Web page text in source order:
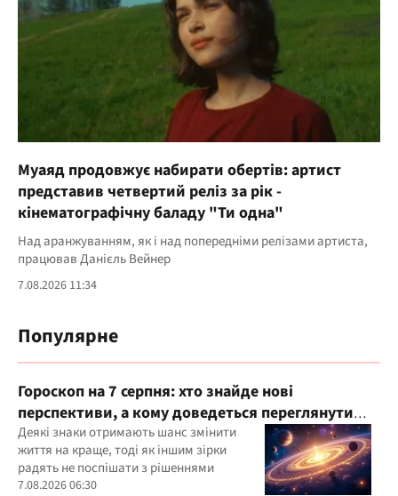
Муаяд продовжує набирати обертів: артист
представив четвертий реліз за рік -
кінематографічну баладу "Ти одна"
Над аранжуванням, як і над попередніми релізами артиста,
працював Данієль Вейнер
7.08.2026 11:34
Популярне
Гороскоп на 7 серпня: хто знайде нові
перспективи, а кому доведеться переглянути
свої пріоритети
Деякі знаки отримають шанс змінити
життя на краще, тоді як іншим зірки
радять не поспішати з рішеннями
7.08.2026 06:30